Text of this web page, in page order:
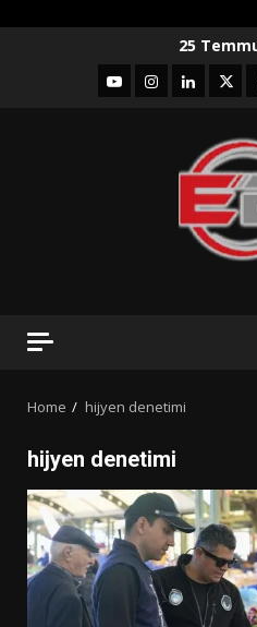
25
YouTubeInstagram
LinkedIn
Home hijyen denetimi
hijyen denetimi